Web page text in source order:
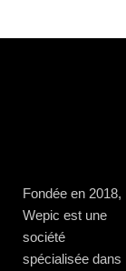
Fondée en 2018,
Wepic est une
société
spécialisée dans